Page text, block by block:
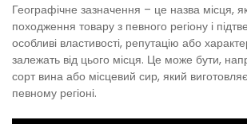
Географічне зазначення – це назва місця,
походження товару з певного регіону і
особливі властивості, репутацію або
залежать від цього місця. Це може бути,
сорт вина або місцевий сир, який
певному регіоні.